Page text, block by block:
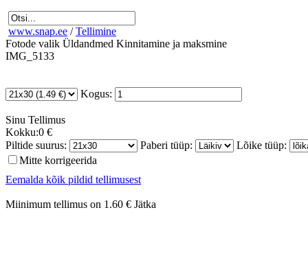
www.snap.ee / Tellimine
Fotode valik Üldandmed Kinnitamine ja maksmine
IMG_5133
Kogus:
Sinu Tellimus
Kokku:0 €
Piltide suurus:
Paberi tüüp:
Lõike tüüp:
Mitte korrigeerida
Eemalda kõik pildid tellimusest
Miinimum tellimus on 1.60 € Jätka